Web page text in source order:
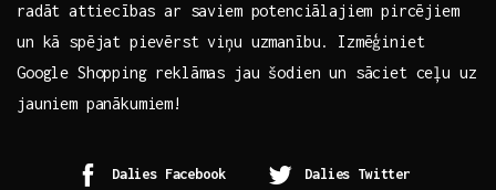
radāt⁤ attiecības ar saviem ​potenciālajiem pircējiem
un kā spējat pievērst viņu uzmanību. Izmēģiniet
Google Shopping reklāmas jau šodien un sāciet ‍ceļu uz
jauniem panākumiem!
Dalies Facebook Dalies Twitter